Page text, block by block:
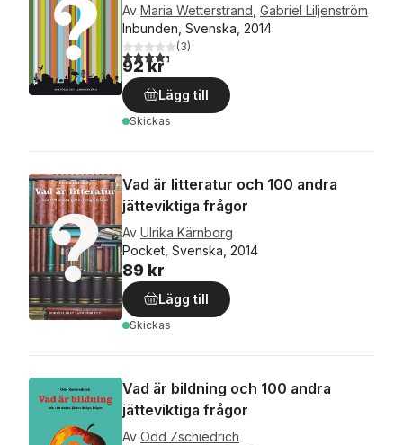
Av Maria Wetterstrand Gabriel Liljenström
Inbunden, Svenska, 2014
4,3utav 5 stjärnor. Totalt antal röster:
(3)
92 kr
Lägg till
Skickas
Vad är litteratur och 100 andra
jätteviktiga frågor
Av Ulrika Kärnborg
Pocket, Svenska, 2014
89 kr
Lägg till
Skickas
Vad är bildning och 100 andra
jätteviktiga frågor
Av Odd Zschiedrich